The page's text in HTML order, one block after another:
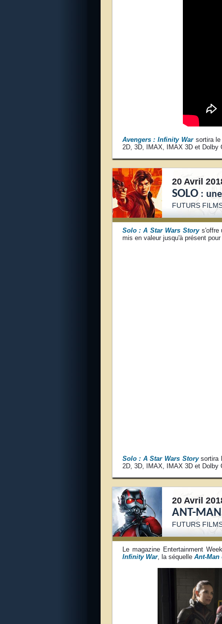
Avengers : Infinity Warsortira
2D, 3D, IMAX, IMAX 3D et Dolby
20 Avril
SOLO :
FUTURS
Solo : A Star Wars Storys'offre
mis en valeur jusqu'à présent
Solo : A Star Wars Storysortira
2D, 3D, IMAX, IMAX 3D et Dolby
20 Avril
ANT-MAN
FUTURS
Le magazine Entertainment
Infinity War, la séquelle Ant-Man